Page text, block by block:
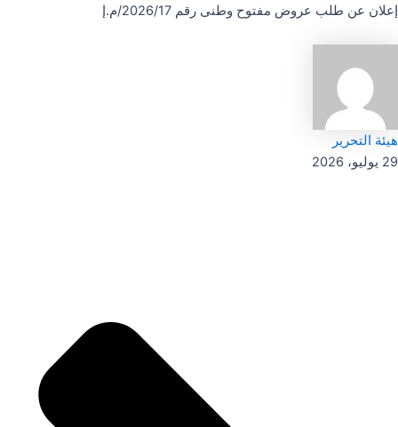
إعلان عن طلب عروض مفتوح وطنى رقم 2026/17/م.إ
هيئة التحرير
29 يوليو، 2026